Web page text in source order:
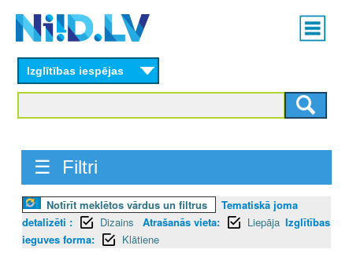
content
Main
menu
Izglītības iespējas
☰ Filtri
Notīrīt meklētos vārdus un filtrus
Tematiskā joma
detalizēti :
Dizains Atrašanās vieta: Liepāja Izglītības
ieguves forma:
Klātiene